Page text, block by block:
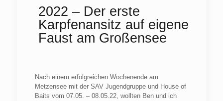
2022 – Der erste
Karpfenansitz auf eigene
Faust am Großensee
Nach einem erfolgreichen Wochenende am
Metzensee mit der SAV Jugendgruppe und House of
Baits vom 07.05. – 08.05.22, wollten Ben und ich